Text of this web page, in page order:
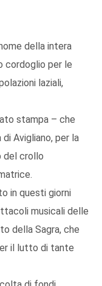
della intera
cordoglio per le
laziali,
stampa – che
Avigliano, per la
del crollo
in questi giorni
musicali delle
della Sagra, che
il lutto di tante